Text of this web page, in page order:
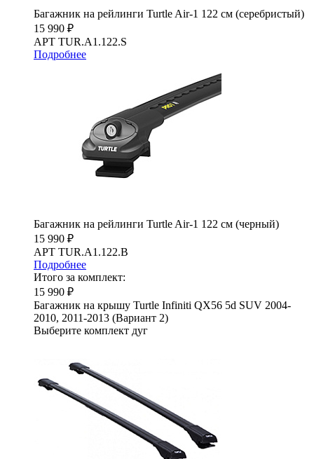
Багажник на рейлинги Turtle Air-1 122 см (серебристый)
15 990 ₽
АРТ TUR.A1.122.S
Подробнее
Багажник на рейлинги Turtle Air-1 122 см (черный)
15 990 ₽
АРТ TUR.A1.122.B
Подробнее
Итого за комплект:
15 990 ₽
Багажник на крышу Turtle Infiniti QX56 5d SUV 2004-
2010, 2011-2013 (Вариант 2)
Выберите комплект дуг